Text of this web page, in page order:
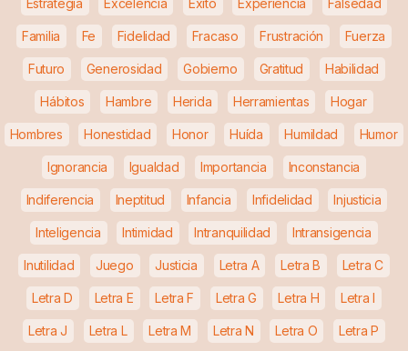
Estrategia Excelencia Éxito Experiencia Falsedad
Familia Fe Fidelidad Fracaso Frustración Fuerza
Futuro Generosidad Gobierno Gratitud Habilidad
Hábitos Hambre Herida Herramientas Hogar
Hombres Honestidad Honor Huída Humildad Humor
Ignorancia Igualdad Importancia Inconstancia
Indiferencia Ineptitud Infancia Infidelidad Injusticia
Inteligencia Intimidad Intranquilidad Intransigencia
Inutilidad Juego Justicia Letra A Letra B Letra C
Letra D Letra E Letra F Letra G Letra H Letra I
Letra J Letra L Letra M Letra N Letra O Letra P